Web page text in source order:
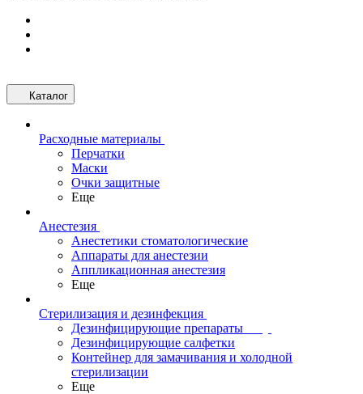
Каталог
Расходные материалы
Перчатки
Маски
Очки защитные
Еще
Анестезия
Анестетики стоматологические
Аппараты для анестезии
Аппликационная анестезия
Еще
Стерилизация и дезинфекция
Дезинфицирующие препараты
Дезинфицирующие салфетки
Контейнер для замачивания и холодной
стерилизации
Еще